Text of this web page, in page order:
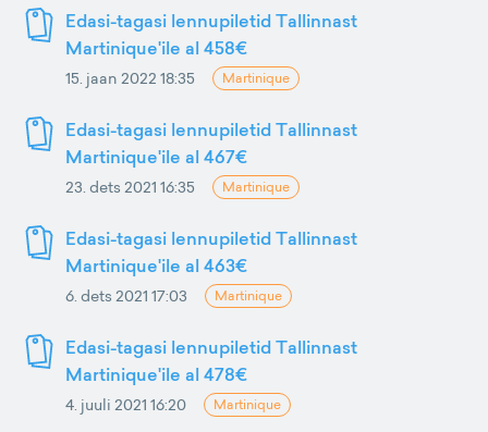
Edasi-tagasi lennupiletid Tallinnast
Martinique'ile al 458€
15. jaan 2022 18:35 Martinique
Edasi-tagasi lennupiletid Tallinnast
Martinique'ile al 467€
23. dets 2021 16:35 Martinique
Edasi-tagasi lennupiletid Tallinnast
Martinique'ile al 463€
6. dets 2021 17:03 Martinique
Edasi-tagasi lennupiletid Tallinnast
Martinique'ile al 478€
4. juuli 2021 16:20 Martinique